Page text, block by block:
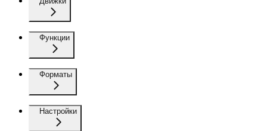
Функции
Форматы
Настройки